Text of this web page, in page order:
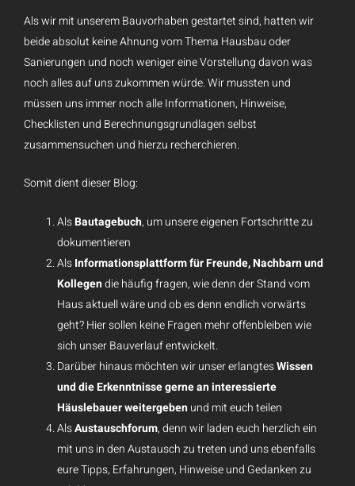
Als wir mit unserem Bauvorhaben gestartet sind, hatten wir
beide absolut keine Ahnung vom Thema Hausbau oder
Sanierungen und noch weniger eine Vorstellung davon was
noch alles auf uns zukommen würde. Wir mussten und
müssen uns immer noch alle Informationen, Hinweise,
Checklisten und Berechnungsgrundlagen selbst
zusammensuchen und hierzu recherchieren.
Somit dient dieser Blog:
AlsBautagebuch, um unsere eigenen Fortschritte zu
dokumentieren
AlsInformationsplattform für Freunde, Nachbarn und
Kollegendie häufig fragen, wie denn der Stand vom
Haus aktuell wäre und ob es denn endlich vorwärts
geht? Hier sollen keine Fragen mehr offenbleiben wie
sich unser Bauverlauf entwickelt.
Darüber hinaus möchten wir unser erlangtesWissen
und die Erkenntnisse gerne an interessierte
Häuslebauer weitergeben und mit euch teilen
AlsAustauschforum, denn wir laden euch herzlich ein
mit uns in den Austausch zu treten und uns ebenfalls
eure Tipps, Erfahrungen, Hinweise und Gedanken zu